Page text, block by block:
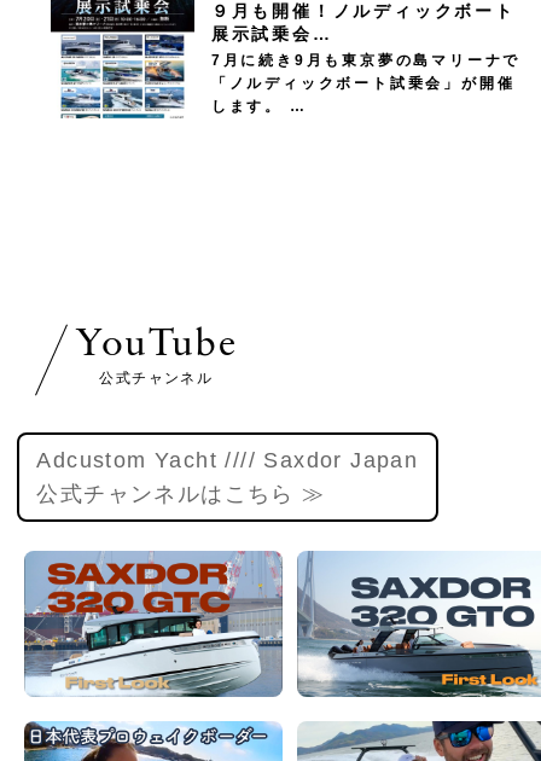
９月も開催！ノルディックボート
展示試乗会…
7月に続き9月も東京夢の島マリーナで
「ノルディックボート試乗会」が開催
します。 …
YouTube
公式チャンネル
Adcustom Yacht //// Saxdor Japan
公式チャンネルはこちら ≫